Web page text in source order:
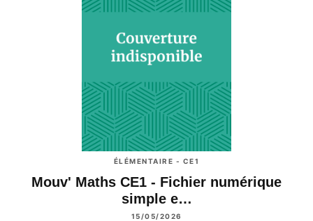
ÉLÉMENTAIRE - CE1
Mouv' Maths CE1 - Fichier numérique
simple e…
15/05/2026